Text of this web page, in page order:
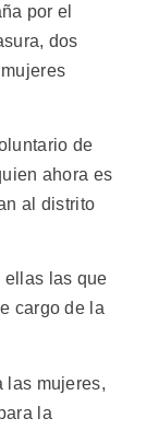
por el
dos
de
ahora es
al distrito
ellas las que
cargo de la
las mujeres,
la